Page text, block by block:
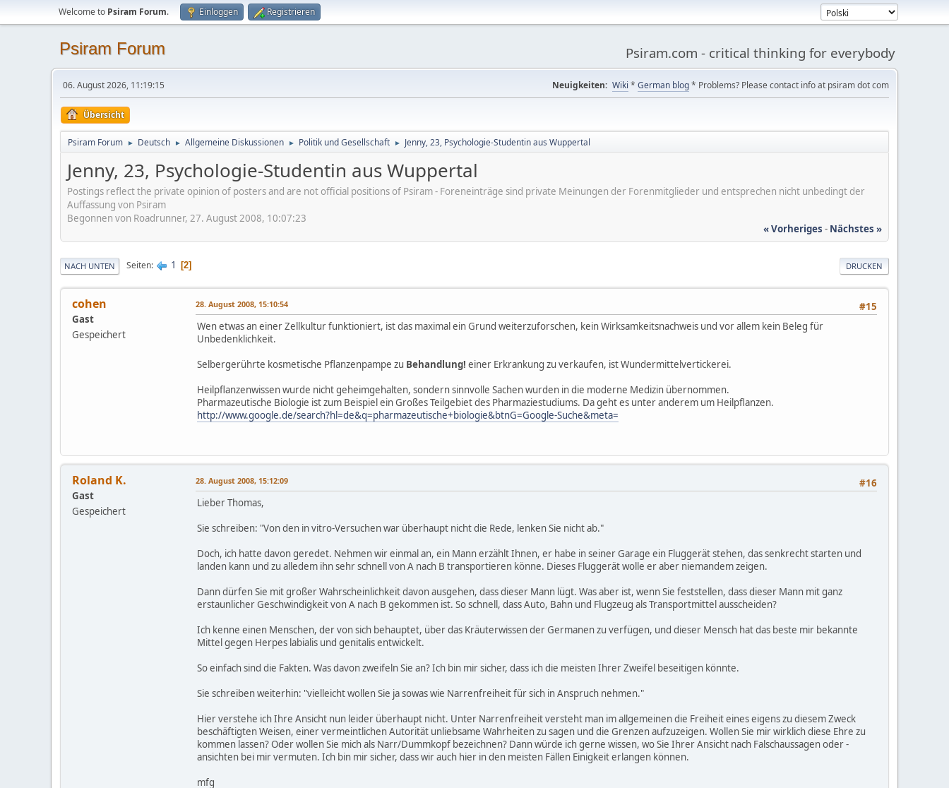
Welcome to Psiram Forum. Einloggen Registrieren
Psiram Forum Psiram.com - critical thinking for everybody
06. August 2026, 11:19:15 Neuigkeiten: Wiki * German blog* Problems? Please contact info at psiram dot com
Übersicht
Psiram Forum ► Deutsch ► Allgemeine Diskussionen ► Politik und Gesellschaft ► Jenny, 23, Psychologie-Studentin aus Wuppertal
Jenny, 23, Psychologie-Studentin aus Wuppertal
Postings reflect the private opinion of posters and are not official positions of Psiram - Foreneinträge sind private Meinungen der Forenmitglieder und entsprechen nicht unbedingt der
Auffassung von Psiram
Begonnen von Roadrunner, 27. August 2008, 10:07:23
« Vorheriges - Nächstes »
DRUCKEN
NACH UNTEN Seiten 1 2
cohen
Gast
Gespeichert
#15
28. August 2008, 15:10:54
Wen etwas an einer Zellkultur funktioniert, ist das maximal ein Grund weiterzuforschen, kein Wirksamkeitsnachweis und vor allem kein Beleg für
Unbedenklichkeit.
Selbergerührte kosmetische Pflanzenpampe zu Behandlung! einer Erkrankung zu verkaufen, ist Wundermittelvertickerei.
Heilpflanzenwissen wurde nicht geheimgehalten, sondern sinnvolle Sachen wurden in die moderne Medizin übernommen.
Pharmazeutische Biologie ist zum Beispiel ein Großes Teilgebiet des Pharmaziestudiums. Da geht es unter anderem um Heilpflanzen.
http://www.google.de/search?hl=de&q=pharmazeutische+biologie&btnG=Google-Suche&meta=
Roland K.
Gast
Gespeichert
#16
28. August 2008, 15:12:09
Lieber Thomas,
Sie schreiben: "Von den in vitro-Versuchen war überhaupt nicht die Rede, lenken Sie nicht ab."
Doch, ich hatte davon geredet. Nehmen wir einmal an, ein Mann erzählt Ihnen, er habe in seiner Garage ein Fluggerät stehen, das senkrecht starten und
landen kann und zu alledem ihn sehr schnell von A nach B transportieren könne. Dieses Fluggerät wolle er aber niemandem zeigen.
Dann dürfen Sie mit großer Wahrscheinlichkeit davon ausgehen, dass dieser Mann lügt. Was aber ist, wenn Sie feststellen, dass dieser Mann mit ganz
erstaunlicher Geschwindigkeit von A nach B gekommen ist. So schnell, dass Auto, Bahn und Flugzeug als Transportmittel ausscheiden?
Ich kenne einen Menschen, der von sich behauptet, über das Kräuterwissen der Germanen zu verfügen, und dieser Mensch hat das beste mir bekannte
Mittel gegen Herpes labialis und genitalis entwickelt.
So einfach sind die Fakten. Was davon zweifeln Sie an? Ich bin mir sicher, dass ich die meisten Ihrer Zweifel beseitigen könnte.
Sie schreiben weiterhin: "vielleicht wollen Sie ja sowas wie Narrenfreiheit für sich in Anspruch nehmen."
Hier verstehe ich Ihre Ansicht nun leider überhaupt nicht. Unter Narrenfreiheit versteht man im allgemeinen die Freiheit eines eigens zu diesem Zweck
beschäftigten Weisen, einer vermeintlichen Autorität unliebsame Wahrheiten zu sagen und die Grenzen aufzuzeigen. Wollen Sie mir wirklich diese Ehre zu
kommen lassen? Oder wollen Sie mich als Narr/Dummkopf bezeichnen? Dann würde ich gerne wissen, wo Sie Ihrer Ansicht nach Falschaussagen oder -
ansichten bei mir vermuten. Ich bin mir sicher, dass wir auch hier in den meisten Fällen Einigkeit erlangen können.
mfg